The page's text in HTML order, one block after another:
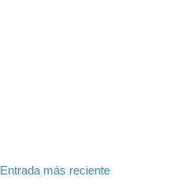
Entrada más reciente